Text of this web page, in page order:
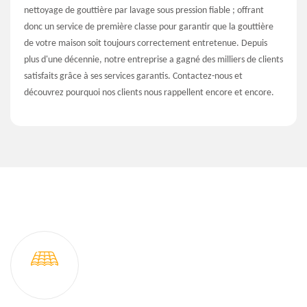
nettoyage de gouttière par lavage sous pression fiable ; offrant
donc un service de première classe pour garantir que la gouttière
de votre maison soit toujours correctement entretenue. Depuis
plus d'une décennie, notre entreprise a gagné des milliers de clients
satisfaits grâce à ses services garantis. Contactez-nous et
découvrez pourquoi nos clients nous rappellent encore et encore.